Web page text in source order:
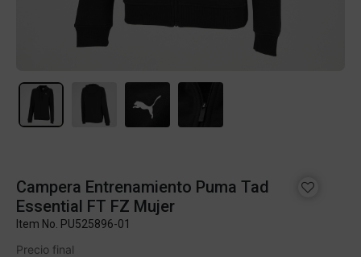
Campera Entrenamiento Puma Tad
Essential FT FZ Mujer
Item No. PU525896-01
Precio final